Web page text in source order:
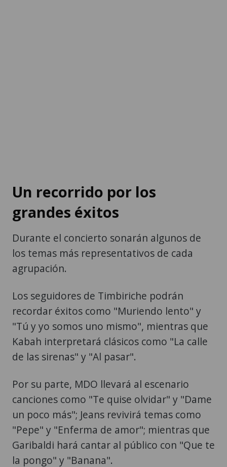
Un recorrido por los
grandes éxitos
Durante el concierto sonarán algunos de
los temas más representativos de cada
agrupación.
Los seguidores de Timbiriche podrán
recordar éxitos como "Muriendo lento" y
"Tú y yo somos uno mismo", mientras que
Kabah interpretará clásicos como "La calle
de las sirenas" y "Al pasar".
Por su parte, MDO llevará al escenario
canciones como "Te quise olvidar" y "Dame
un poco más"; Jeans revivirá temas como
"Pepe" y "Enferma de amor"; mientras que
Garibaldi hará cantar al público con "Que te
la pongo" y "Banana".